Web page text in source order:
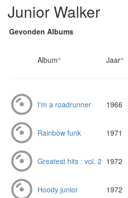
Junior Walker
Gevonden Albums
Album^ Jaar^
I'm a roadrunner 1966
Rainbow funk 1971
Greatest hits : vol. 2 1972
Hoody junior 1972